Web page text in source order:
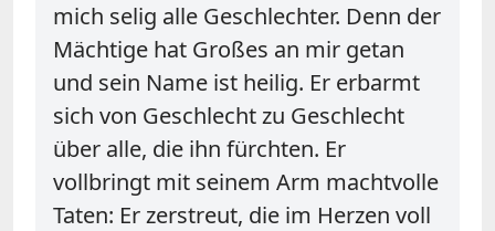
mich selig alle Geschlechter. Denn der
Mächtige hat Großes an mir getan
und sein Name ist heilig. Er erbarmt
sich von Geschlecht zu Geschlecht
über alle, die ihn fürchten. Er
vollbringt mit seinem Arm machtvolle
Taten: Er zerstreut, die im Herzen voll